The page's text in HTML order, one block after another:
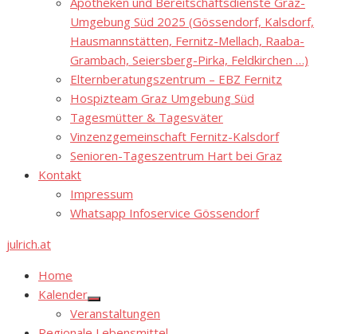
Umgebung Süd 2025 (Gössendorf, Kalsdorf,
Hausmannstätten, Fernitz-Mellach, Raaba-
Grambach, Seiersberg-Pirka, Feldkirchen …)
Elternberatungszentrum – EBZ Fernitz
Hospizteam Graz Umgebung Süd
Tagesmütter & Tagesväter
Vinzenzgemeinschaft Fernitz-Kalsdorf
Senioren-Tageszentrum Hart bei Graz
Kontakt
Impressum
Whatsapp Infoservice Gössendorf
julrich.at
Home
Kalender
Show
sub
menu
Veranstaltungen